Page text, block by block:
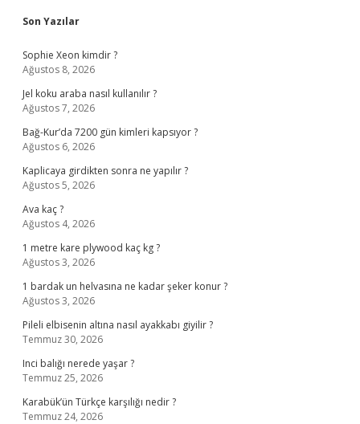
Sidebar
Son Yazılar
Sophie Xeon kimdir ?
Ağustos 8, 2026
Jel koku araba nasıl kullanılır ?
Ağustos 7, 2026
Bağ-Kur’da 7200 gün kimleri kapsıyor ?
Ağustos 6, 2026
Kaplicaya girdikten sonra ne yapılır ?
Ağustos 5, 2026
Ava kaç ?
Ağustos 4, 2026
1 metre kare plywood kaç kg ?
Ağustos 3, 2026
1 bardak un helvasına ne kadar şeker konur ?
Ağustos 3, 2026
Pileli elbisenin altına nasıl ayakkabı giyilir ?
Temmuz 30, 2026
Inci balığı nerede yaşar ?
Temmuz 25, 2026
Karabük’ün Türkçe karşılığı nedir ?
Temmuz 24, 2026